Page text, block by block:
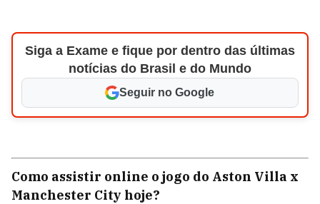
Siga a Exame e fique por dentro das últimas
notícias do Brasil e do Mundo
Seguir no Google
Como assistir online o jogo do Aston Villa x
Manchester City hoje?